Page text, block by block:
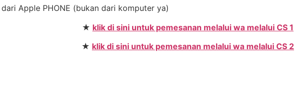
Apple PHONE (bukan dari komputer ya)
★ klik di sini untuk pemesanan melalui wa melalui CS 1
★ klik di sini untuk pemesanan melalui wa melalui CS 2